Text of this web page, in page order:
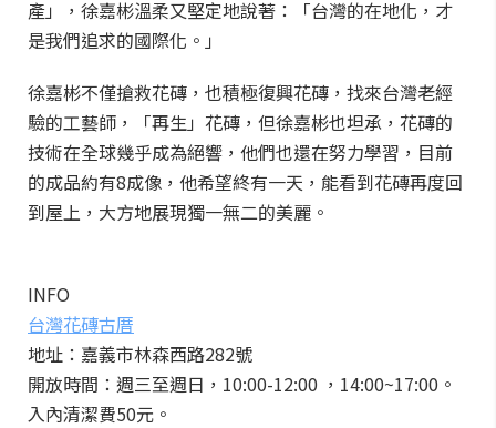
產」，徐嘉彬溫柔又堅定地說著：「台灣的在地化，才
是我們追求的國際化。」
徐嘉彬不僅搶救花磚，也積極復興花磚，找來台灣老經
驗的工藝師，「再生」花磚，但徐嘉彬也坦承，花磚的
技術在全球幾乎成為絕響，他們也還在努力學習，目前
的成品約有8成像，他希望終有一天，能看到花磚再度回
到屋上，大方地展現獨一無二的美麗。
INFO
台灣花磚古厝
地址：嘉義市林森西路282號
開放時間：週三至週日，10:00-12:00 ，14:00~17:00。
入內清潔費50元。